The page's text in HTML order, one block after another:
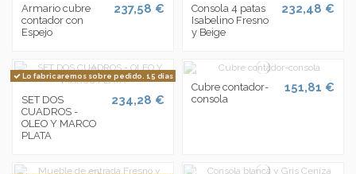
Armario cubre
contador con
Espejo
237,58 €
Consola 4 patas
Isabelino Fresno
y Beige
232,48 €
Lo fabricaremos sobre pedido. 15 días
SET DOS
CUADROS -
OLEO Y MARCO
PLATA
234,28 €
Cubre contador-
consola
151,81 €